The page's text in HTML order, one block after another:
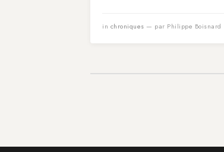
in chroniques — par Philippe Boisnard